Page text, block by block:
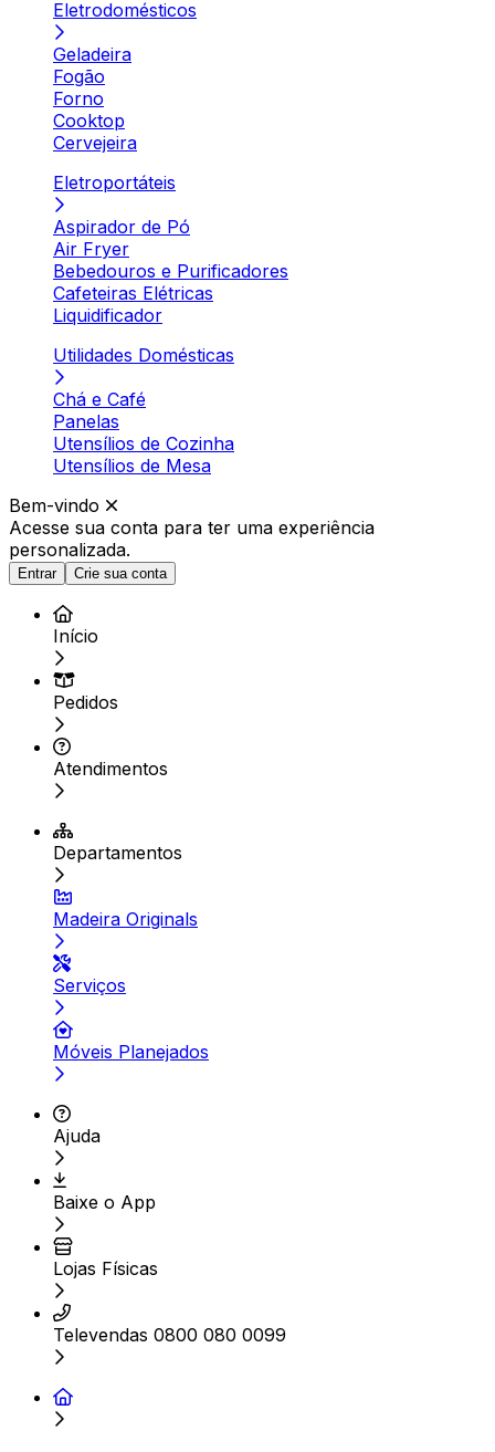
Eletrodomésticos
Geladeira
Fogão
Forno
Cooktop
Cervejeira
Eletroportáteis
Aspirador de Pó
Air Fryer
Bebedouros e Purificadores
Cafeteiras Elétricas
Liquidificador
Utilidades Domésticas
Chá e Café
Panelas
Utensílios de Cozinha
Utensílios de Mesa
Bem-vindo
Acesse sua conta para ter uma experiência
personalizada.
Entrar Crie sua conta
Início
Pedidos
Atendimentos
Departamentos
Madeira Originals
Serviços
Móveis Planejados
Ajuda
Baixe o App
Lojas Físicas
Televendas 0800 080 0099